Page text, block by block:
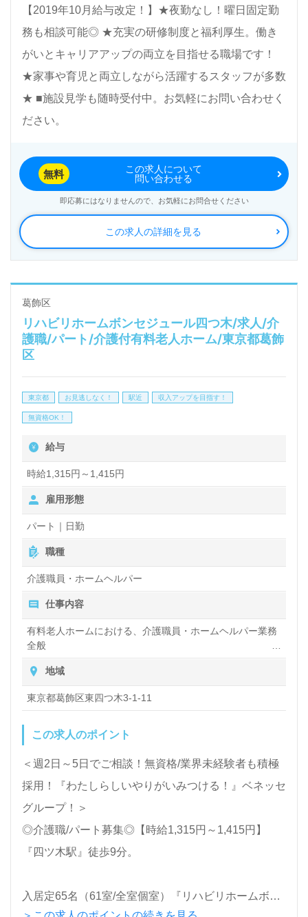
【2019年10月給与改定！】★夜勤なし！曜日固定勤
務も相談可能◎ ★充実の研修制度と福利厚生。働き
がいとキャリアアップの両立を目指せる職場です！
★家事や育児と両立しながら活躍するスタッフが多数
★ ■施設見学も随時受付中。お気軽にお問い合わせく
ださい。
この求人の詳細を見る
無料
この求人について
問い合わせる
即応募にはなりませんので、お気軽にお問合せください
葛飾区
リハビリホームボンセジュール四つ木/求人/介
護職/パート/介護付有料老人ホーム/東京都葛飾
区
東京都 お見逃しなく！ 駅近 収入アップを目指す！
無資格OK！
給与
時給1,315円～1,415円
雇用形態
パート｜日勤
職種
介護職員・ホームヘルパー
仕事内容
有料老人ホームにおける、介護職員・ホームヘルパー業務
全般
入浴や排せつ、食事などの身体的サポートや、買い物や掃
除、洗濯など日常生活のサポートなど
地域
東京都葛飾区東四つ木3-1-11
この求人のポイント
＜週2日～5日でご相談！無資格/業界未経験者も積極
採用！『わたしらしいやりがいみつける！』ベネッセ
グループ！＞
◎介護職/パート募集◎【時給1,315円～1,415円】
『四ツ木駅』徒歩9分。
入居定65名（61室/全室個室）『リハビリホームボン